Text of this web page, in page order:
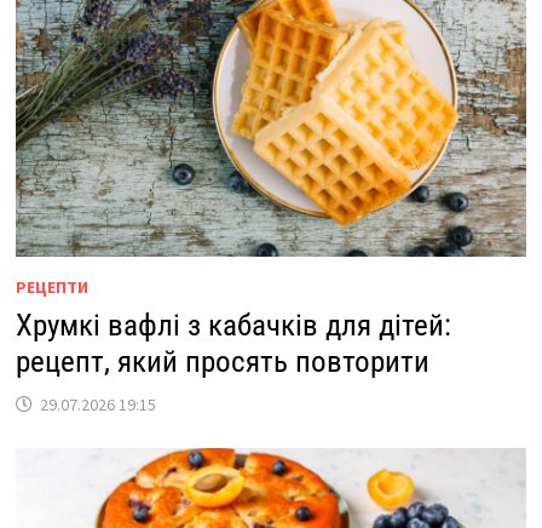
РЕЦЕПТИ
Хрумкі вафлі з кабачків для дітей:
рецепт, який просять повторити
29.07.2026 19:15